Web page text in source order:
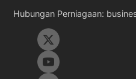
Hubungan Perniagaan: